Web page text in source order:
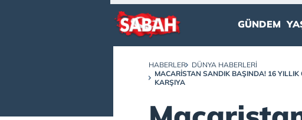
GÜNDEM
HABERLER
DÜNYA HABERLERI
MACARISTAN SANDIK BAŞINDA! 16
KARŞIYA